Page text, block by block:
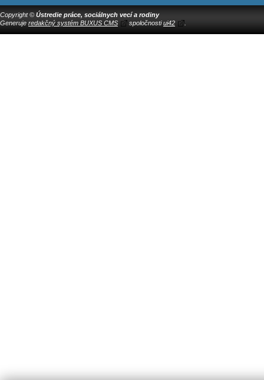
Copyright © Ústredie práce, sociálnych vecí a rodiny
Generuje redakčný systém BUXUS CMS spoločnostiui42